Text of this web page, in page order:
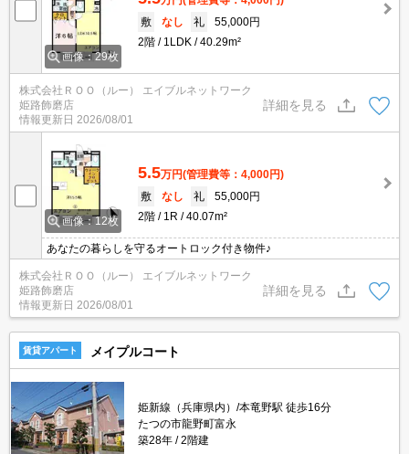
画像：29枚
敷
なし 礼
55,000円
2階
1LDK 40.29m²
株式会社ＲＯＯ（ルー） エイブルネットワーク
姫路飾磨店
情報更新日 2026/08/01
詳細を見る
画像：12枚
5.5万円(管理費等：4,000円)
敷
なし 礼
55,000円
2階
1R 40.07m²
あなたの暮らしを守るオートロック付き物件♪
株式会社ＲＯＯ（ルー） エイブルネットワーク
姫路飾磨店
情報更新日 2026/08/01
詳細を見る
賃貸アパート メイプルコート
姫新線（兵庫県内）/本竜野駅 徒歩16分
たつの市龍野町富永
築28年
2階建